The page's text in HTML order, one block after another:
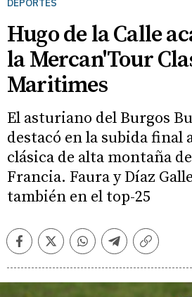
DEPORTES
Hugo de la Calle
la Mercan'Tour
Maritimes
El asturiano del Burgos
destacó en la subida final
clásica de alta montaña
Francia. Faura y Díaz
también en el top-25
FacebookTwitterWhatsappTelegramCopiar